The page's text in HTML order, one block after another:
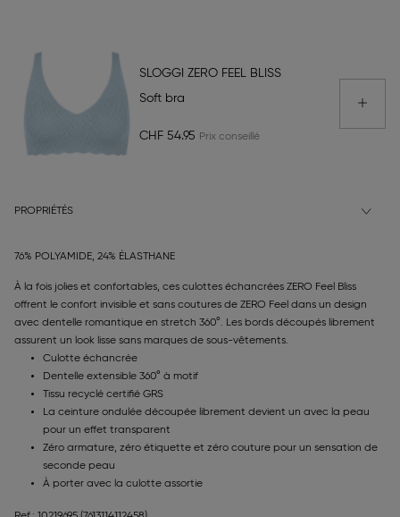
SLOGGI ZERO FEEL BLISS
Soft bra
CHF 54.95
PROPRIÉTÉS
76% POLYAMIDE, 24% ÉLASTHANE
À la fois jolies et confortables, ces culottes échancrées ZERO Feel Bliss
offrent le confort invisible et sans coutures de ZERO Feel dans un design
avec dentelle romantique en stretch 360°. Les bords découpés librement
assurent un look lisse sans marques de sous-vêtements.
Culotte échancrée
Dentelle extensible 360° à motif
Tissu recyclé certifié GRS
La ceinture ondulée découpée librement devient un avec la peau
pour un effet transparent
Zéro armature, zéro étiquette et zéro couture pour un sensation de
seconde peau
À porter avec la culotte assortie